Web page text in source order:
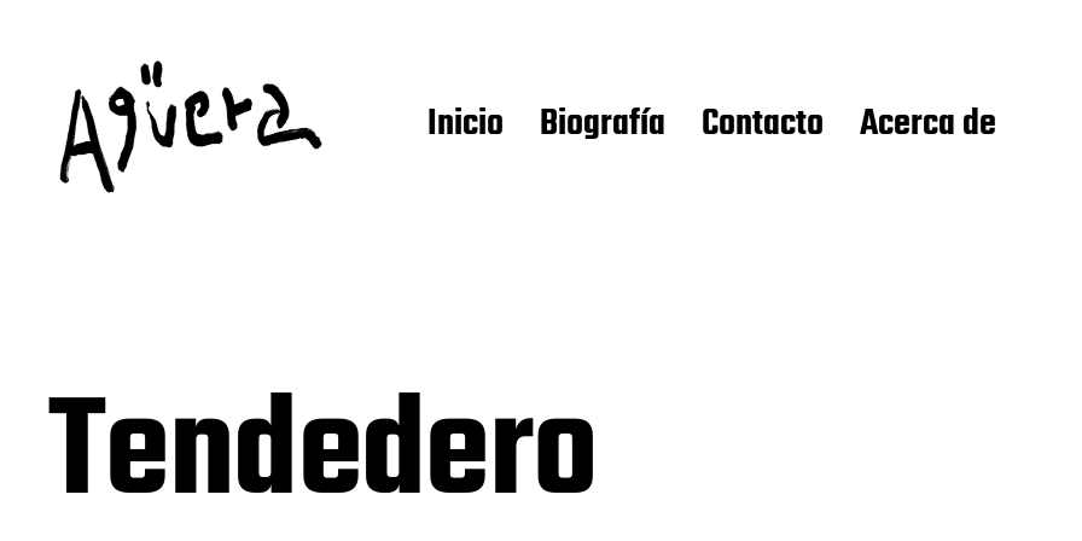
Inicio Biografía Contacto Acerca de
Tendedero